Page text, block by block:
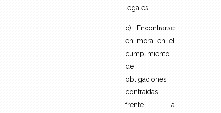
legales;
c) Encontrarse
en mora en el
cumplimiento
de
obligaciones
contraídas
frente a